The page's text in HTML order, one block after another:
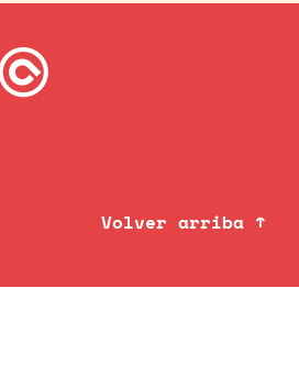
Volver arriba ↑